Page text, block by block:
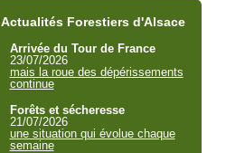
Actualités Forestiers d'Alsace
Arrivée du Tour de France
23/07/2026
mais la roue des dépérissements
continue
Forêts et sécheresse
21/07/2026
une situation qui évolue chaque
semaine